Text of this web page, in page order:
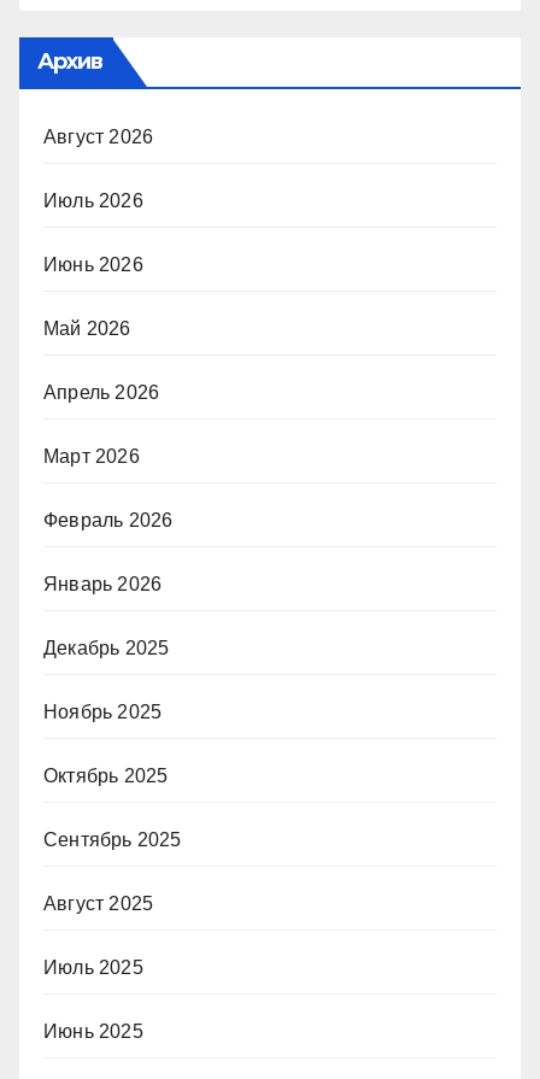
Архив
Август 2026
Июль 2026
Июнь 2026
Май 2026
Апрель 2026
Март 2026
Февраль 2026
Январь 2026
Декабрь 2025
Ноябрь 2025
Октябрь 2025
Сентябрь 2025
Август 2025
Июль 2025
Июнь 2025